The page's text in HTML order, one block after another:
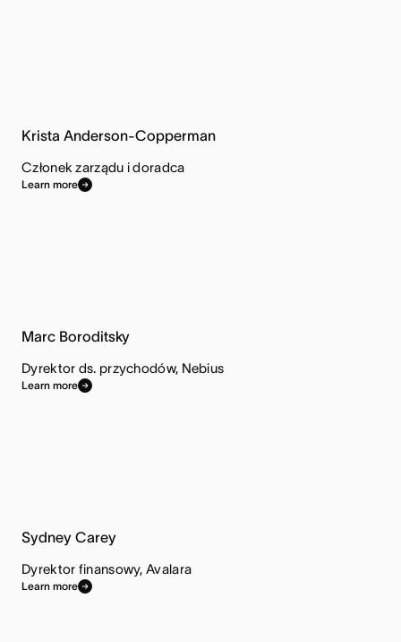
Krista Anderson-Copperman
Członek zarządu i doradca
Learn more
Marc Boroditsky
Dyrektor ds. przychodów, Nebius
Learn more
Sydney Carey
Dyrektor finansowy, Avalara
Learn more